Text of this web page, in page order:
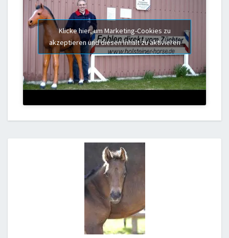
Klicke hier, um Marketing-Cookies zu
akzeptieren und diesen Inhalt zu aktivieren